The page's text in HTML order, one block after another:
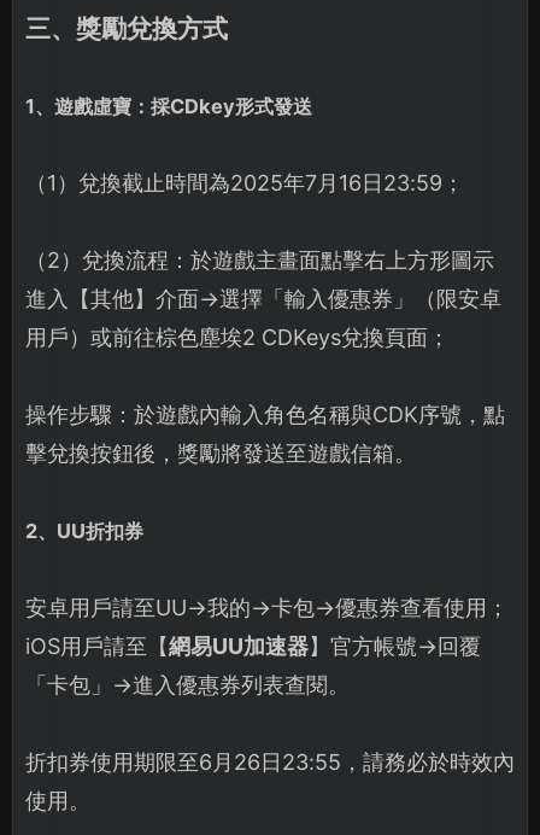
三、獎勵兌換方式
1、遊戲虛寶：採CDkey形式發送
（1）兌換截止時間為2025年7月16日23:59；
（2）兌換流程：於遊戲主畫面點擊右上方形圖示
進入【其他】介面→選擇「輸入優惠券」（限安卓
用戶）或前往棕色塵埃2 CDKeys兌換頁面；
操作步驟：於遊戲內輸入角色名稱與CDK序號，點
擊兌換按鈕後，獎勵將發送至遊戲信箱。
2、UU折扣券
安卓用戶請至UU→我的→卡包→優惠券查看使用；
iOS用戶請至【網易UU加速器】官方帳號→回覆
「卡包」→進入優惠券列表查閱。
折扣券使用期限至6月26日23:55，請務必於時效內
使用。